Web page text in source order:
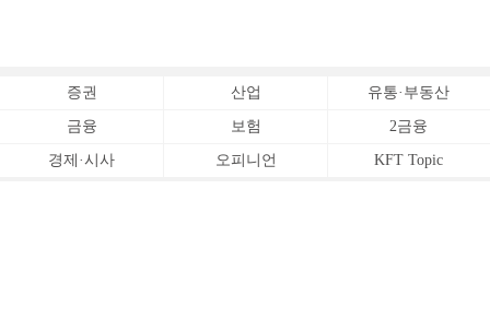
증권 산업 유통·부동산
금융 보험 2금융
경제·시사 오피니언 KFT Topic